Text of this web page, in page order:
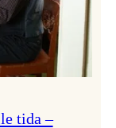
tida –